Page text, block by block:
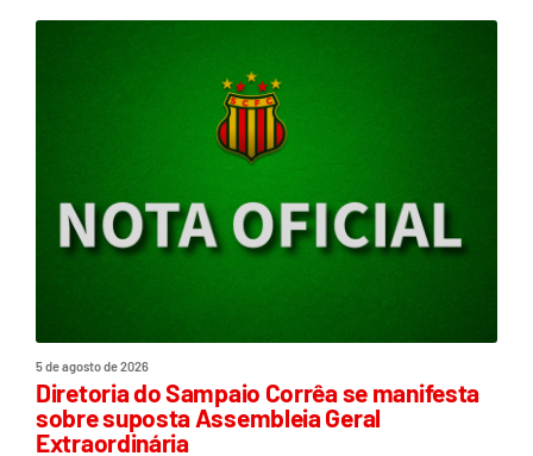
5 de agosto de 2026
Diretoria do Sampaio Corrêa se manifesta
sobre suposta Assembleia Geral
Extraordinária